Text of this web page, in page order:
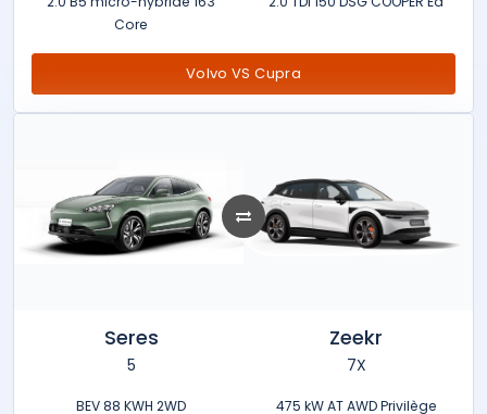
Core
Volvo VS Cupra
Seres
5
BEV 88 KWH 2WD
Zeekr
7X
475 kW AT AWD Privilège